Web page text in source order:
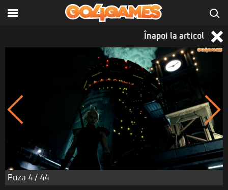
Înapoi la articol
Poza 4 / 44